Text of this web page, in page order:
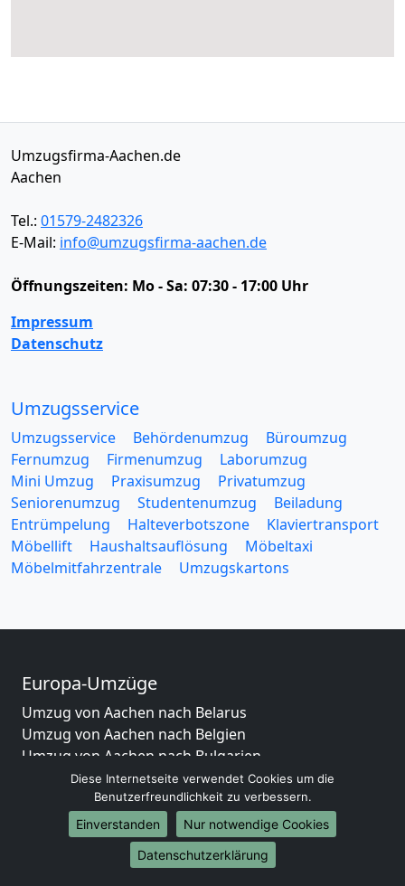
Umzugsfirma-Aachen.de
Aachen
Tel.: 01579-2482326
E-Mail: info@umzugsfirma-aachen.de
Öffnungszeiten: Mo - Sa: 07:30 - 17:00 Uhr
Impressum
Datenschutz
Umzugsservice
Umzugsservice Behördenumzug
Büroumzug
Fernumzug
Firmenumzug
Laborumzug
Mini Umzug
Praxisumzug
Privatumzug
Seniorenumzug
Studentenumzug
Beiladung
Entrümpelung
Halteverbotszone
Klaviertransport
Möbellift
Haushaltsauflösung
Möbeltaxi
Möbelmitfahrzentrale
Umzugskartons
Europa-Umzüge
Umzug von Aachen nach Belarus
Umzug von Aachen nach Belgien
Umzug von Aachen nach Bulgarien
Umzug von Aachen nach Dänemark
Umzug von Aachen nach England
Umzug von Aachen nach Portugal
Umzug von Aachen nach Bosnien und Herzegowina
Umzug von Aachen nach Irland
Diese Internetseite verwendet Cookies um die
Benutzerfreundlichkeit zu verbessern.
Einverstanden
Nur notwendige Cookies
Datenschutzerklärung